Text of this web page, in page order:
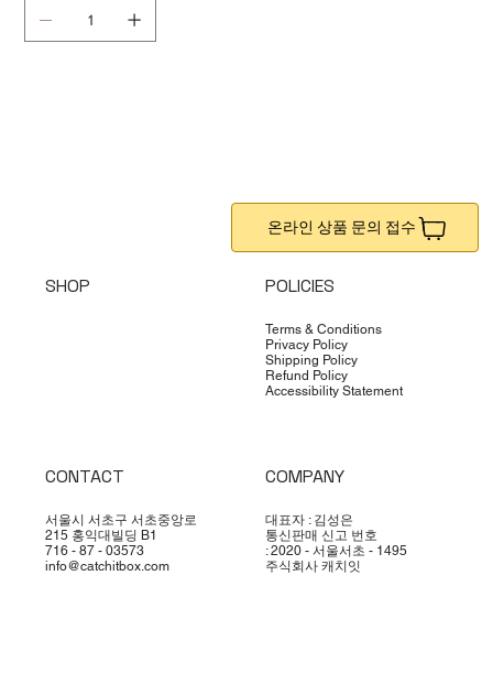
온라인 상품 문의 접수
SHOP POLICIES
Terms & Conditions
Privacy Policy
Shipping Policy
Refund Policy
Accessibility Statement
CONTACT
서울시 서초구 서초중앙로
215 홍익대빌딩 B1
716 - 87 - 03573
info@catchitbox.com
COMPANY
대표자 : 김성은
통신판매 신고 번호
: 2020 - 서울서초 - 1495
주식회사 캐치잇